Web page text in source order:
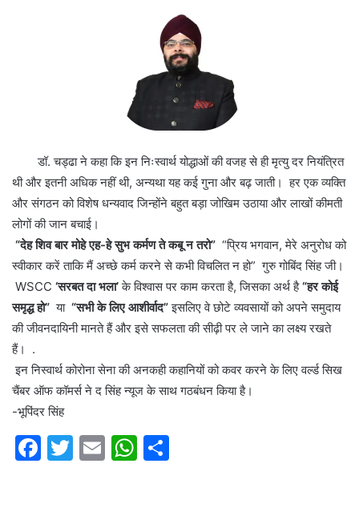
डॉ. चड्ढा ने कहा कि इन निःस्वार्थ योद्धाओं की वजह से ही मृत्यु दर नियंत्रित
थी और इतनी अधिक नहीं थी, अन्यथा यह कई गुना और बढ़ जाती। हर एक व्यक्ति
और संगठन को विशेष धन्यवाद जिन्होंने बहुत बड़ा जोखिम उठाया और लाखों कीमती
लोगों की जान बचाई।
“देह शिव बार मोहे एह-हे सुभ कर्मण ते कबू न तरो” “प्रिय भगवान, मेरे अनुरोध को
स्वीकार करें ताकि मैं अच्छे कर्म करने से कभी विचलित न हो” गुरु गोबिंद सिंह जी।
WSCC ‘सरबत दा भला’के विश्वास पर काम करता है, जिसका अर्थ है“हर कोई
समृद्ध हो” या “सभी के लिए आशीर्वाद”इसलिए वे छोटे व्यवसायों को अपने समुदाय
की जीवनदायिनी मानते हैं और इसे सफलता की सीढ़ी पर ले जाने का लक्ष्य रखते
हैं। .
इन निस्वार्थ कोरोना सेना की अनकही कहानियों को कवर करने के लिए वर्ल्ड सिख
चैंबर ऑफ कॉमर्स ने द सिंह न्यूज के साथ गठबंधन किया है।
-भूपिंदर सिंह
F
T
E
W